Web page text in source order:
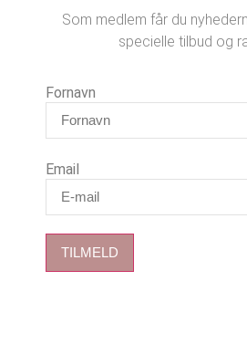
Som medlem får du
specielle tilbud og
Fornavn
Email
TILMELD